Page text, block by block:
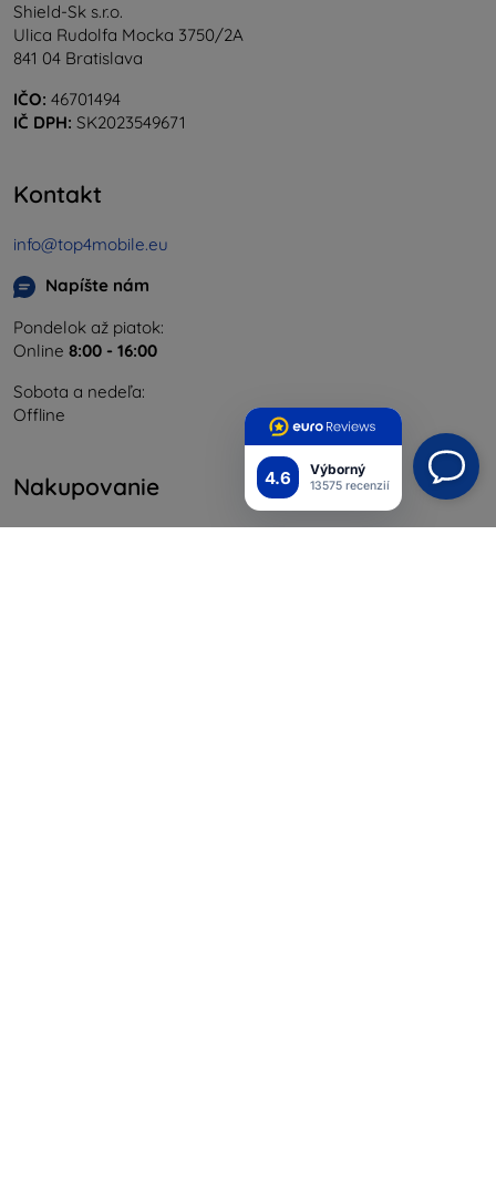
4.6 Výborný
13575 recenzií
Shield-Sk s.r.o.
Ulica Rudolfa Mocka 3750/2A
841 04 Bratislava
IČO: 46701494
IČ DPH: SK2023549671
Kontakt
info@top4mobile.eu
Napíšte nám
Pondelok až piatok:
Online 8:00 - 16:00
Sobota a nedeľa:
Offline
Nakupovanie